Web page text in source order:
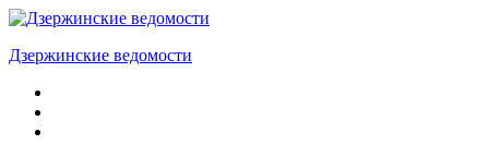
Skip
content
Дзержинские ведомости
ОБЩЕСТВЕННО-
ПОЛИТИЧЕСКАЯ